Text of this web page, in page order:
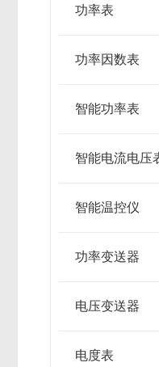
功率表
功率因数表
智能功率表
智能电流电压
智能温控仪
功率变送器
电压变送器
电度表